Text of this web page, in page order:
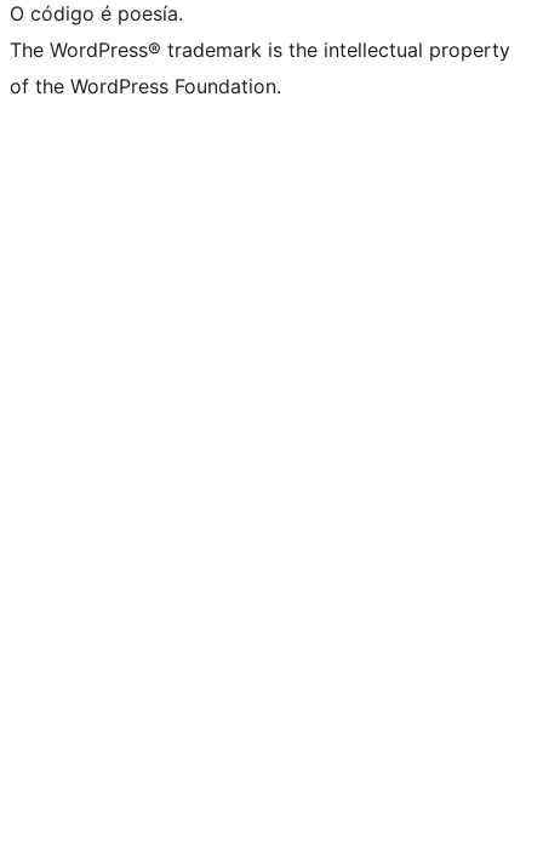
O código é poesía.
The WordPress® trademark is the intellectual property
of the WordPress Foundation.